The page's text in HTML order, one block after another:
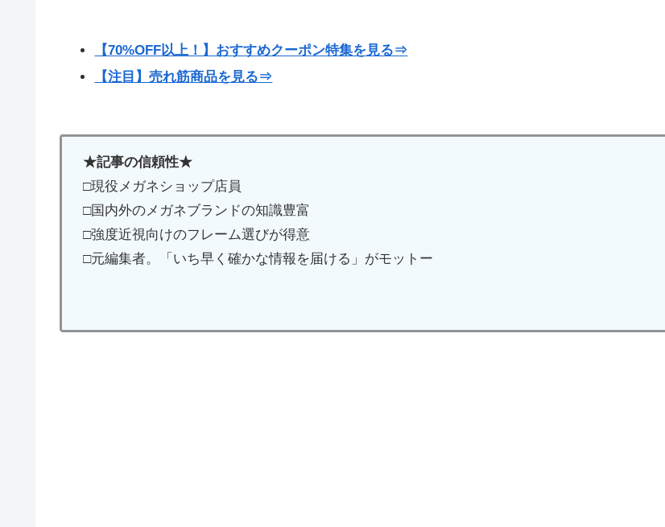
【70%OFF以上！】おすすめクーポン特集を見る⇒
【注目】売れ筋商品を見る⇒
★記事の信頼性★
□現役メガネショップ店員
□国内外のメガネブランドの知識豊富
□強度近視向けのフレーム選びが得意
□元編集者。「いち早く確かな情報を届ける」がモットー